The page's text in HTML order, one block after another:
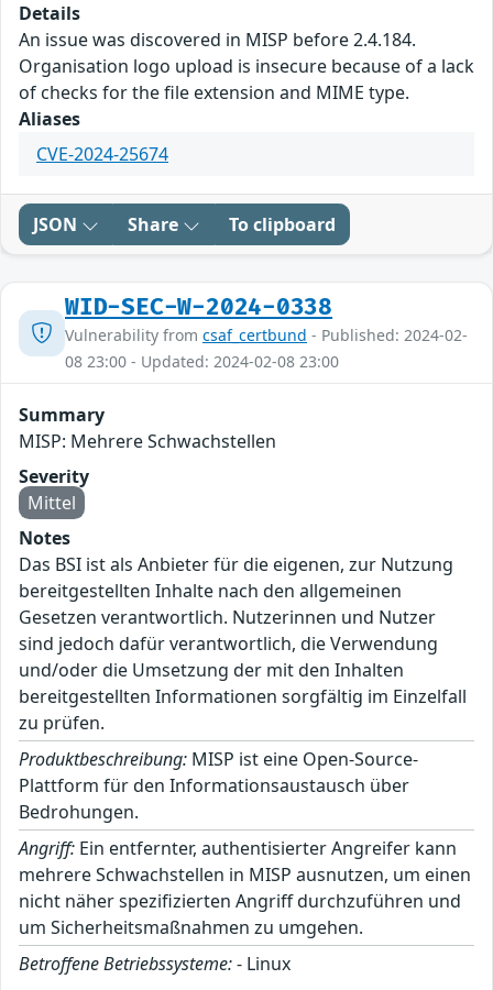
Details
An issue was discovered in MISP before 2.4.184.
Organisation logo upload is insecure because of a lack
of checks for the file extension and MIME type.
Aliases
CVE-2024-25674
JSON Share To clipboard
WID-SEC-W-2024-0338
Vulnerability from csaf_certbund - Published: 2024-02-
08 23:00 - Updated: 2024-02-08 23:00
Summary
MISP: Mehrere Schwachstellen
Severity
Mittel
Notes
Das BSI ist als Anbieter für die eigenen, zur Nutzung
bereitgestellten Inhalte nach den allgemeinen
Gesetzen verantwortlich. Nutzerinnen und Nutzer
sind jedoch dafür verantwortlich, die Verwendung
und/oder die Umsetzung der mit den Inhalten
bereitgestellten Informationen sorgfältig im Einzelfall
zu prüfen.
Produktbeschreibung: MISP ist eine Open-Source-
Plattform für den Informationsaustausch über
Bedrohungen.
Angriff: Ein entfernter, authentisierter Angreifer kann
mehrere Schwachstellen in MISP ausnutzen, um einen
nicht näher spezifizierten Angriff durchzuführen und
um Sicherheitsmaßnahmen zu umgehen.
Betroffene Betriebssysteme:- Linux